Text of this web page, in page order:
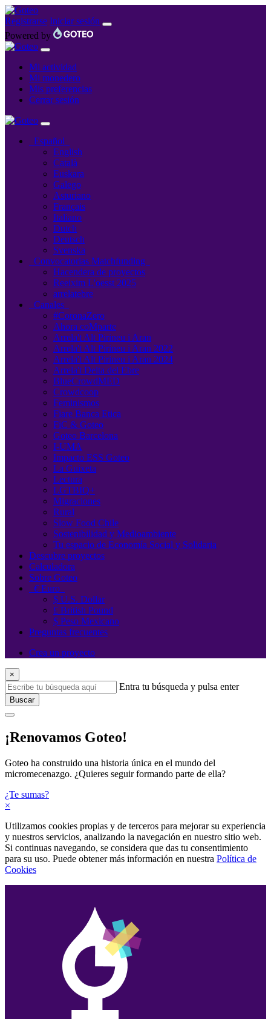
Registrarse Iniciar sesión
Powered by
Mi actividad
Mi monedero
Mis preferencias
Cerrar sesión
Español
English
Català
Euskara
Galego
Asturiano
Français
Italiano
Dutch
Deutsch
Svenska
Convocatorias Matchfunding
Hacendera de proyectos
Reeixim L'oesst 2025
arrelatebre
Canales
#CoronaZero
Ahora coMparte
Arrela't Alt Pirineu i Aran
Arrela't Alt Pirineu i Aran 2022
Arrela't Alt Pirineu i Aran 2024
Arrela't Delta del Ebre
BlueCrowdMED
Crowdcoop
Feminismos
Fiare Banca Etica
FiC & Goteo
Goteo Barcelona
I-UMA
Impacto ESS Goteo
La Guixeta
Lectura
LGTBIQ+
Migraciones
Rural
Slow Food Chile
Sostenibilidad y Medioambiente
Tu espacio de Economía Social y Solidaria
Descubre proyectos
Calculadora
Sobre Goteo
€Euro
$ U.S. Dollar
£ British Pound
$ Peso Mexicano
Preguntas frecuentes
Crea un proyecto
×
Entra tu búsqueda y pulsa enter
Buscar
¡Renovamos Goteo!
Goteo ha construido una historia única en el mundo del
micromecenazgo. ¿Quieres seguir formando parte de ella?
¿Te sumas?
×
Utilizamos cookies propias y de terceros para mejorar su experiencia
y nuestros servicios, analizando la navegación en nuestro sitio web.
Si continuas navegando, se considera que das tu consentimiento
para su uso. Puede obtener más información en nuestra Política de
Cookies